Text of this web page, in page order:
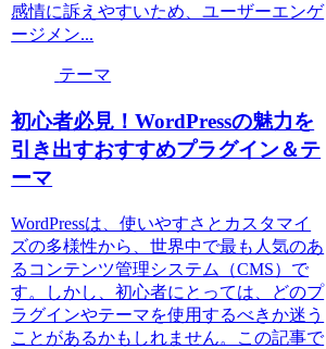
感情に訴えやすいため、ユーザーエンゲ
ージメン...
テーマ
初心者必見！WordPressの魅力を
引き出すおすすめプラグイン＆テ
ーマ
WordPressは、使いやすさとカスタマイ
ズの多様性から、世界中で最も人気のあ
るコンテンツ管理システム（CMS）で
す。しかし、初心者にとっては、どのプ
ラグインやテーマを使用するべきか迷う
ことがあるかもしれません。この記事で